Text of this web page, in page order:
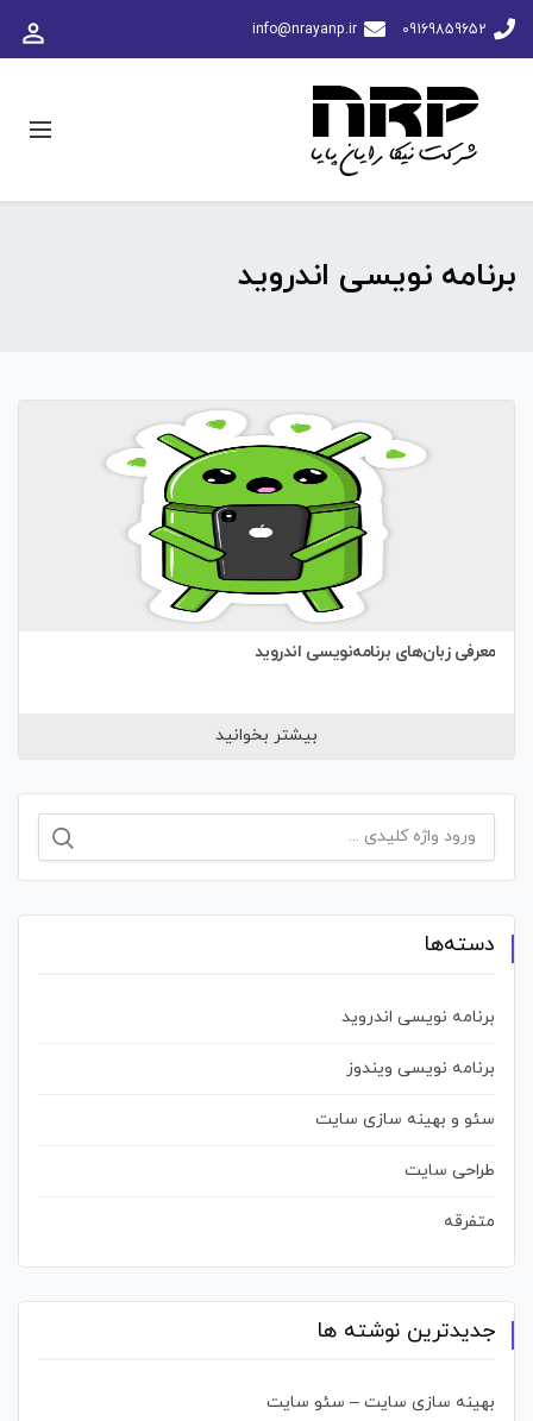
09169859652
info@nrayanp.ir
perm_identity
برنامه نویسی اندروید
معرفی زبان‌های برنامه‌نویسی اندروید
بیشتر بخوانید
برای:
دسته‌ها
برنامه نویسی اندروید
برنامه نویسی ویندوز
سئو و بهینه سازی سایت
طراحی سایت
متفرقه
جدیدترین نوشته ها
بهینه سازی سایت – سئو سایت